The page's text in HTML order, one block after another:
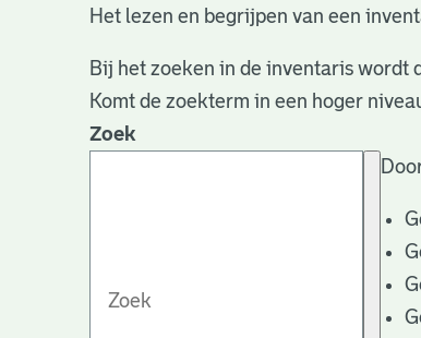
Het lezen en begrijpen van een
Bij het zoeken in de inventaris wordt
Komt de zoekterm in een hoger
Zoek